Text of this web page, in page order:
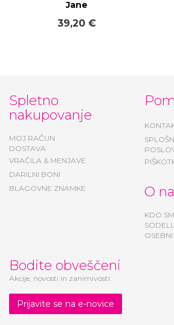
Jane
39,20 €
Spletno
nakupovanje
MOJ RAČUN
DOSTAVA
VRAČILA & MENJAVE
DARILNI BONI
BLAGOVNE ZNAMKE
O
KDO
Bodite obveščeni
Akcije, novosti in zanimivosti.
Prijavite se na e-novice